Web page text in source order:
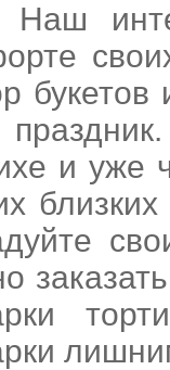
букетов
и уже